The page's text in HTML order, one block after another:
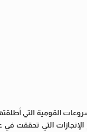
القومية التي
التي تحققت في